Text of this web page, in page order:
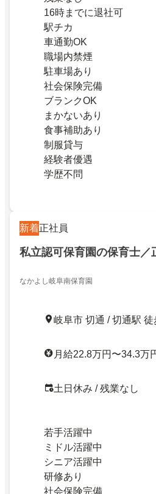
16時までに退社可
駅チカ
車通勤OK
職場内禁煙
駐車場あり
社会保険完備
ブランクOK
まかないあり
食事補助あり
制服貸与
経験者優遇
学歴不問
新着正社員
私立認可保育園の保育士／
なかよし岐阜南保育園
岐阜市 切通 / 切通駅 徒
月給22.8万円〜34.3万
土日休み / 残業なし
若手活躍中
ミドル活躍中
シニア活躍中
研修あり
社会保険完備